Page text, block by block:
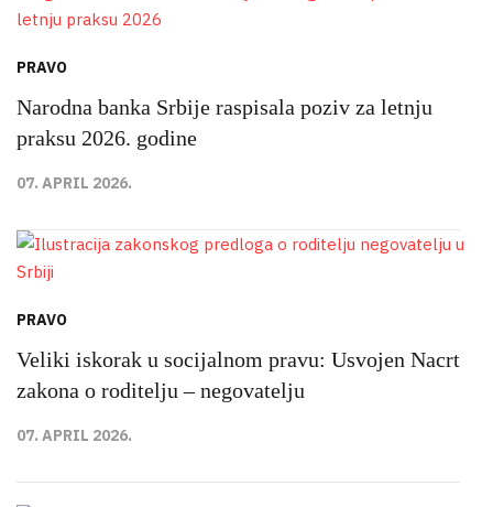
PRAVO
Narodna banka Srbije raspisala poziv za letnju
praksu 2026. godine
07. APRIL 2026.
PRAVO
Veliki iskorak u socijalnom pravu: Usvojen Nacrt
zakona o roditelju – negovatelju
07. APRIL 2026.